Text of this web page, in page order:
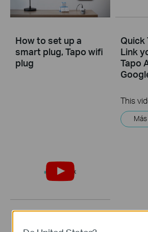
How to set up a
smart plug, Tapo wifi
plug
Quick
Link
Tapo
Más